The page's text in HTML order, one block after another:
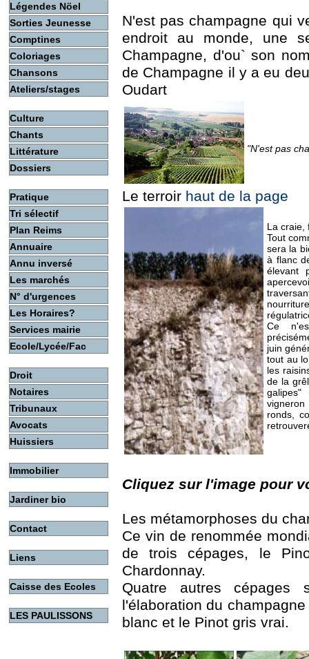
Légendes Nöel
Sorties Jeunesse
Comptines
Coloriages
Chansons
Ateliers/stages
Culture
Chants
Littérature
Dossiers
Pratique
Tri sélectif
Plan Reims
Annuaire
Annu inversé
Les marchés
N° d'urgences
Les Horaires?
Services mairie
Ecole/Lycée/Fac
Droit
Notaires
Tribunaux
Avocats
Huissiers
Immobilier
Jardiner bio
Contact
Liens
Caisse des Ecoles
LES PAULISSONS
N'est pas champagne qui
endroit au monde, une
Champagne, d'ou` son
de Champagne il y a eu
Oudart
"N'est pas
Le terroir haut de la page
La craie,
Tout
sera la
à flanc
élevant
Ce
juin
tout au
les
de la
ronds,
Cliquez sur l'image pour
Les métamorphoses du
Ce vin de renommée
de trois cépages, le
Chardonnay.
Quatre autres cépages
l'élaboration du
blanc et le Pinot gris vrai.